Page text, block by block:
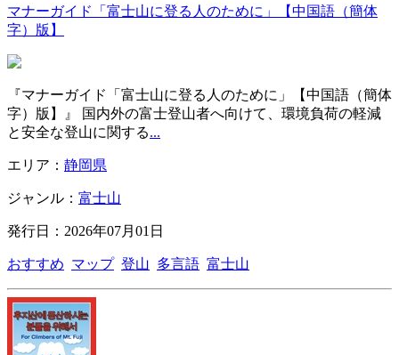
マナーガイド「富士山に登る人のために」【中国語（簡体
字）版】
『マナーガイド「富士山に登る人のために」【中国語（簡体
字）版】』 国内外の富士登山者へ向けて、環境負荷の軽減
と安全な登山に関する...
エリア： 静岡県
ジャンル： 富士山
発行日：2026年07月01日
おすすめ マップ 登山 多言語 富士山